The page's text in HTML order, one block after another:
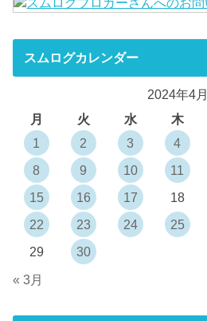
スムログカレンダー
2024年4月
月
火 水 木
1
2 3 4
8
9 10 11
15
16 17 18
22
23 24 25
29
30
« 3月